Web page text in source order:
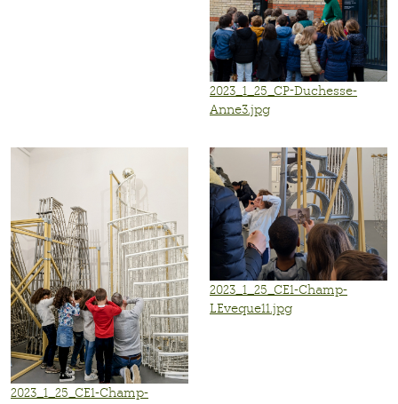
2023_1_25_CP-Duchesse-
Anne3.jpg
2023_1_25_CE1-Champ-
2023_1_25_CE1-Champ-
LEveque11.jpg